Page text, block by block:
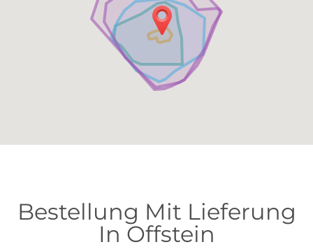
Bestellung Mit Lieferung
In Offstein